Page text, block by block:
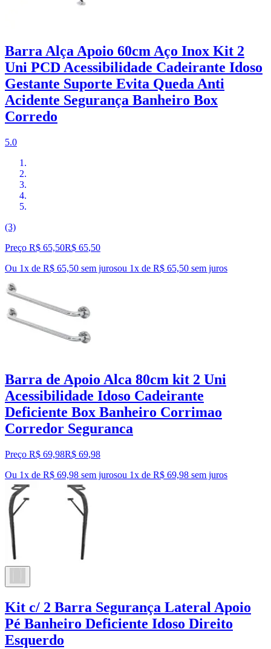
Barra Alça Apoio 60cm Aço Inox Kit 2
Uni PCD Acessibilidade Cadeirante Idoso
Gestante Suporte Evita Queda Anti
Acidente Segurança Banheiro Box
Corredo
5.0
(3)
Preço R$ 65,50R$ 65,50
Ou 1x de R$ 65,50 sem jurosou 1x de R$ 65,50 sem juros
Barra de Apoio Alca 80cm kit 2 Uni
Acessibilidade Idoso Cadeirante
Deficiente Box Banheiro Corrimao
Corredor Seguranca
Preço R$ 69,98R$ 69,98
Ou 1x de R$ 69,98 sem jurosou 1x de R$ 69,98 sem juros
Kit c/ 2 Barra Segurança Lateral Apoio
Pé Banheiro Deficiente Idoso Direito
Esquerdo